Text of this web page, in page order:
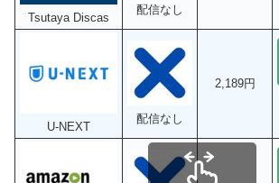
Tsutaya Discas
配信なし
U-NEXT
配信なし
2,189円